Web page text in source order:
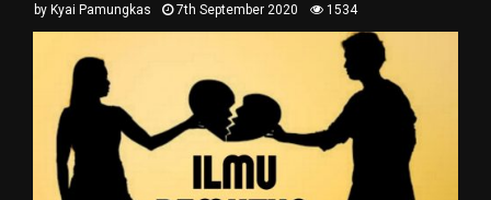
by Kyai Pamungkas 7th September 2020 1534